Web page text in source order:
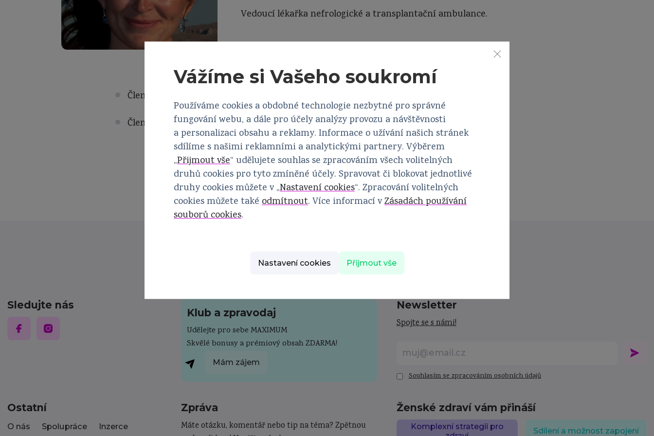
Vedoucí lékařka nefrologické a transplantační ambulance.
Členka České nefrologické společnosti
Členka Společnosti pro orgánové transplantace ČLS JEP
Sledujte nás
Klub a zpravodaj
Udělejte pro sebe MAXIMUM
Skvělé bonusy a prémiový obsah ZDARMA!
Mám zájem
Newsletter
Spojte se s námi!
Souhlasím se zpracováním osobních údajů
Ostatní
O nás Spolupráce Inzerce
Zpráva
Máte otázku, komentář nebo tip na téma? Zpětnou
Ženské zdraví vám přináší
Komplexní strategii pro
Sdílení a možnost zapojení
Vážíme si Vašeho soukromí
Používáme cookies a obdobné technologie nezbytné pro správné
fungování webu, a dále pro účely analýzy provozu a návštěvnosti
a personalizaci obsahu a reklamy. Informace o užívání našich stránek
sdílíme s našimi reklamními a analytickými partnery. Výběrem
„Přijmout vše“ udělujete souhlas se zpracováním všech volitelných
druhů cookies pro tyto zmíněné účely. Spravovat či blokovat jednotlivé
druhy cookies můžete v „Nastavení cookies“. Zpracování volitelných
cookies můžete také odmítnout. Více informací vZásadách používání
souborů cookies.
Nastavení cookies Přijmout vše